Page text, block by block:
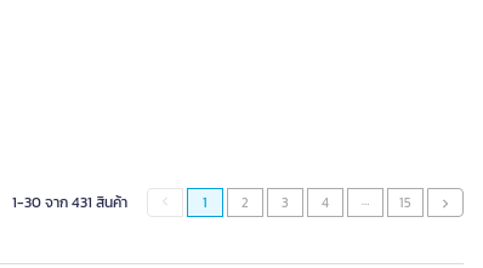
1-30 จาก 431 สินค้า 1 2 3 4 … 15